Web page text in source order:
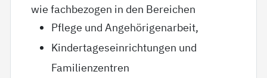
wie fachbezogen in den Bereichen
Pflege und Angehörigenarbeit,
Kindertageseinrichtungen und
Familienzentren